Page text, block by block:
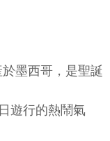
於墨西哥，是聖誕
遊行的熱鬧氣